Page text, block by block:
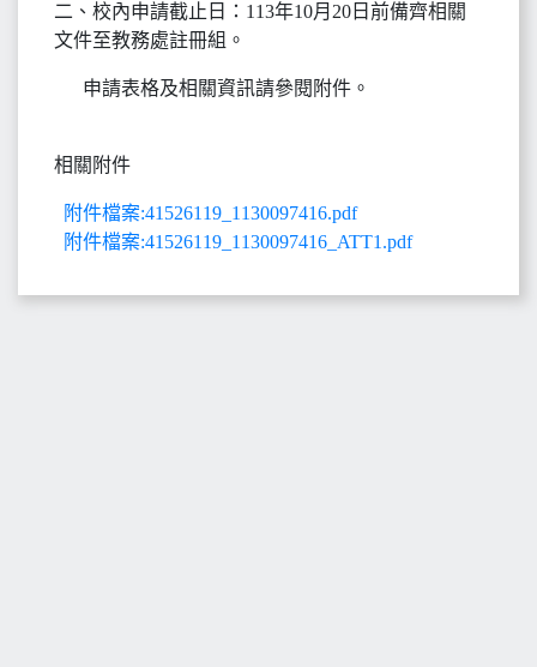
二、校內申請截止日：113年10月20日前備齊相關
文件至教務處註冊組。
申請表格及相關資訊請參閱附件。
相關附件
附件檔案:41526119_1130097416.pdf
附件檔案:41526119_1130097416_ATT1.pdf